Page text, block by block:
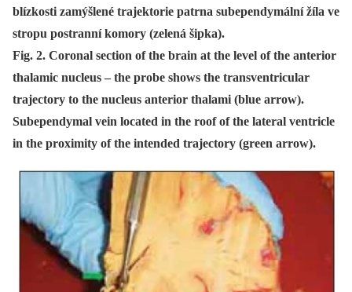
blízkosti zamýšlené trajektorie patrna subependymální žíla ve
stropu postranní komory (zelená šipka).
Fig. 2. Coronal section of the brain at the level of the anterior
thalamic nucleus – the probe shows the transventricular
trajectory to the nucleus anterior thalami (blue arrow).
Subependymal vein located in the roof of the lateral ventricle
in the proximity of the intended trajectory (green arrow).